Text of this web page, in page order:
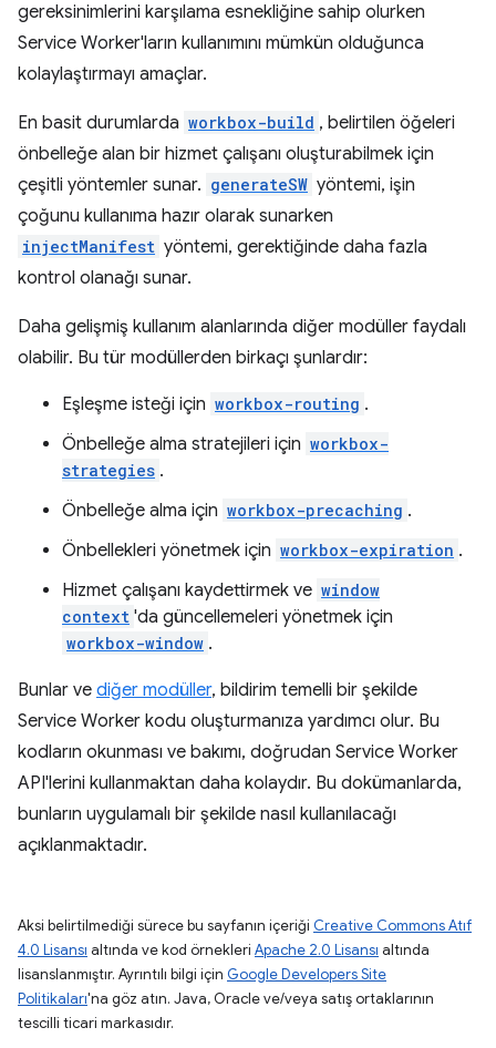
gereksinimlerini karşılama esnekliğine sahip olurken
Service Worker'ların kullanımını mümkün olduğunca
kolaylaştırmayı amaçlar.
En basit durumlarda workbox-build , belirtilen öğeleri
önbelleğe alan bir hizmet çalışanı oluşturabilmek için
çeşitli yöntemler sunar. generateSW yöntemi, işin
çoğunu kullanıma hazır olarak sunarken
injectManifest yöntemi, gerektiğinde daha fazla
kontrol olanağı sunar.
Daha gelişmiş kullanım alanlarında diğer modüller faydalı
olabilir. Bu tür modüllerden birkaçı şunlardır:
Eşleşme isteği için workbox-routing .
Önbelleğe alma stratejileri için workbox-
strategies .
Önbelleğe alma için workbox-precaching .
Önbellekleri yönetmek için workbox-expiration .
Hizmet çalışanı kaydettirmek ve window
context 'da güncellemeleri yönetmek için
workbox-window .
Bunlar ve diğer modüller, bildirim temelli bir şekilde
Service Worker kodu oluşturmanıza yardımcı olur. Bu
kodların okunması ve bakımı, doğrudan Service Worker
API'lerini kullanmaktan daha kolaydır. Bu dokümanlarda,
bunların uygulamalı bir şekilde nasıl kullanılacağı
açıklanmaktadır.
Aksi belirtilmediği sürece bu sayfanın içeriği Creative Commons Atıf
4.0 Lisansı altında ve kod örnekleri Apache 2.0 Lisansı altında
lisanslanmıştır. Ayrıntılı bilgi için Google Developers Site
Politikaları'na göz atın. Java, Oracle ve/veya satış ortaklarının
tescilli ticari markasıdır.